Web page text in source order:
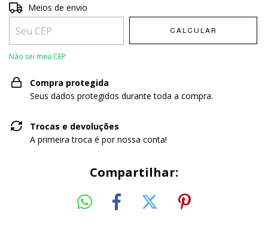
Entregas para o CEP:
Meios de envio
CALCULAR
Não sei meu CEP
Compra protegida
Seus dados protegidos durante toda a compra.
Trocas e devoluções
A primeira troca é por nossa conta!
Compartilhar: